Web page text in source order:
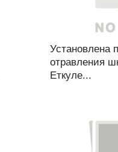
Установлена
отравления
Еткуле...